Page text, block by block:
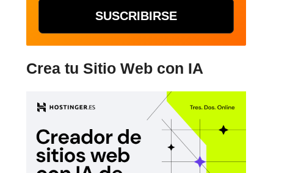
Crea tu Sitio Web con IA